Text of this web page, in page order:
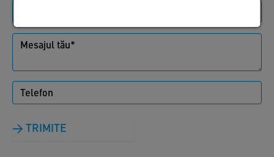
TRIMITE